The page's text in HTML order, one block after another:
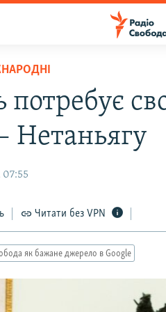
потребує
Нетаньягу
07:55
Читати без VPN
як бажане джерело в Google